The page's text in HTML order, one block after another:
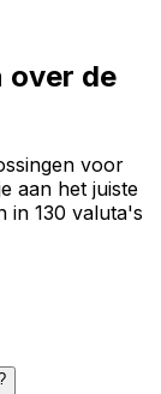
over de
voor
aan het juiste
in 130 valuta's